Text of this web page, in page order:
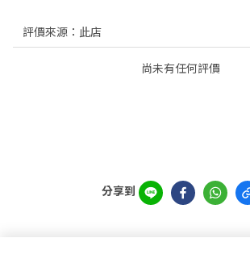
尚未有任何評價
分享到